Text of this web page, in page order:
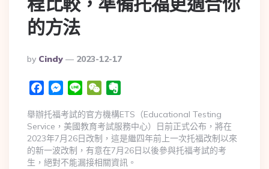
的方法
By Cindy 2023-12-17
FacebookMessenger
Line WeChat
舉辦托福考試的官方機構ETS（Educational Testing
Service，美國教育考試服務中心）日前正式公布，將在
2023年7月26日改制，這是繼四年前上一次托福改制以來
的新一波改制，有意在7月26日以後參與托福考試的考
生，絕對不能漏接相關資訊。